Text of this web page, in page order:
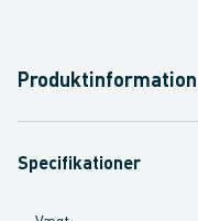
Produktinformation
Specifikationer